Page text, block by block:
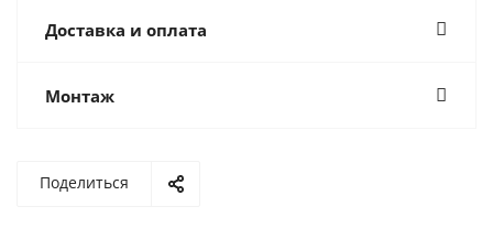
Доставка и оплата
Монтаж
Поделиться